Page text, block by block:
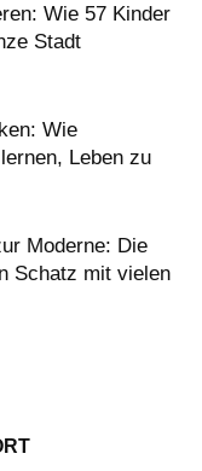
Wie 57 Kinder
Stadt
Wie
Leben zu
Moderne: Die
Schatz mit vielen